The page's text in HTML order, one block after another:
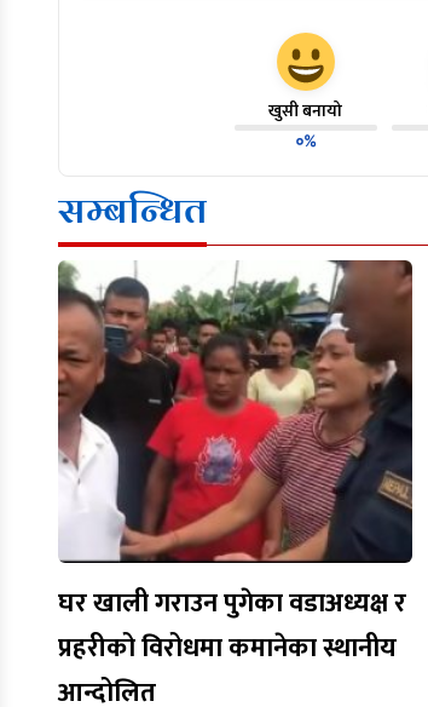
खुसी बनायो
०%
सम्बन्धित
घर खाली गराउन पुगेका वडाअध्यक्ष र
प्रहरीको विरोधमा कमानेका स्थानीय
आन्दोलित